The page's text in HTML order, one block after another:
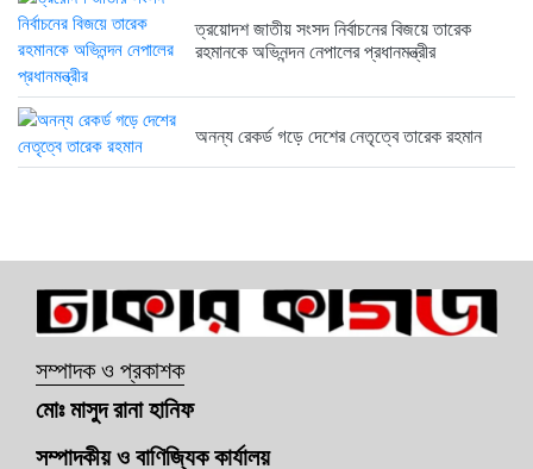
ত্রয়োদশ জাতীয় সংসদ নির্বাচনের বিজয়ে তারেক
রহমানকে অভিনন্দন নেপালের প্রধানমন্ত্রীর
অনন্য রেকর্ড গড়ে দেশের নেতৃত্বে তারেক রহমান
সম্পাদক ও প্রকাশক
মোঃ মাসুদ রানা হানিফ
সম্পাদকীয় ও বাণিজ্যিক কার্যালয়